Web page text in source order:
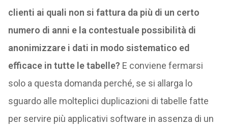
clienti ai quali non si fattura da più di un certo
numero di anni e la contestuale possibilità di
anonimizzare i dati in modo sistematico ed
efficace in tutte le tabelle? E conviene fermarsi
solo a questa domanda perché, se si allarga lo
sguardo alle molteplici duplicazioni di tabelle fatte
per servire più applicativi software in assenza di un